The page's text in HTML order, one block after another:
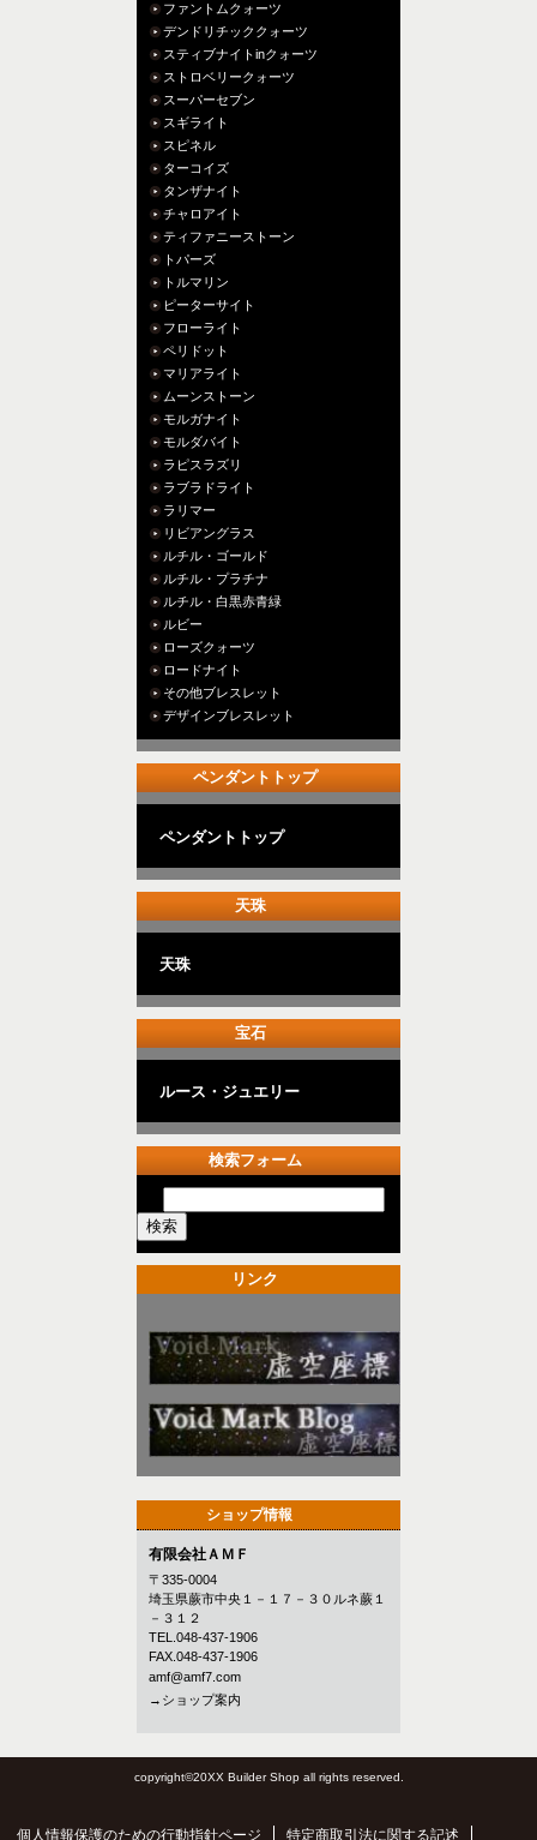
ファントムクォーツ
デンドリチッククォーツ
スティブナイトinクォーツ
ストロベリークォーツ
スーパーセブン
スギライト
スピネル
ターコイズ
タンザナイト
チャロアイト
ティファニーストーン
トパーズ
トルマリン
ピーターサイト
フローライト
ペリドット
マリアライト
ムーンストーン
モルガナイト
モルダバイト
ラピスラズリ
ラブラドライト
ラリマー
リビアングラス
ルチル・ゴールド
ルチル・プラチナ
ルチル・白黒赤青緑
ルビー
ローズクォーツ
ロードナイト
その他ブレスレット
デザインブレスレット
ペンダントトップ
ペンダントトップ
天珠
天珠
宝石
ルース・ジュエリー
検索フォーム
リンク
ショップ情報
有限会社ＡＭＦ
〒335-0004
埼玉県蕨市中央１－１７－３０ルネ蕨１
－３１２
TEL.048-437-1906
FAX.048-437-1906
amf@amf7.com
→ショップ案内
copyright©20XX Builder Shop all rights reserved.
個人情報保護のための行動指針ページ 特定商取引法に関する記述